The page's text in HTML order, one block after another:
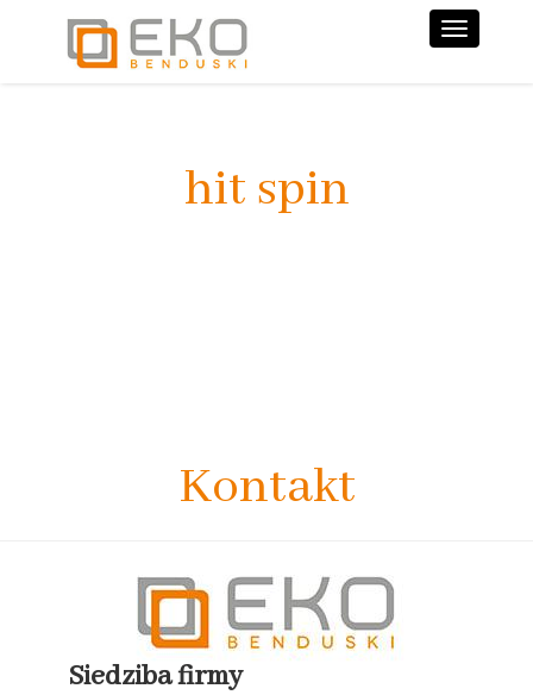
hit spin
Kontakt
Siedziba firmy